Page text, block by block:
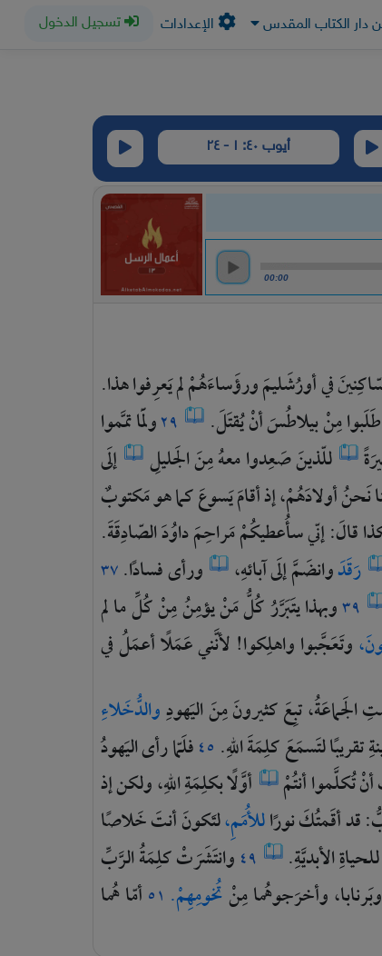
دار الكتاب المقدس الإعدادات تسجيل الدخول
أيوب ٤٠: ١ - ٢٤
00:00
فيأورُشَليمَورؤَساءَهُمْلميَعرِفواهذا.
طَلَبوامِنْبيلاطُسَأنْيُقتَلَ. ٢٩ولَمّاتمَّموا
للّذينَصَعِدوامعهُمِنَالجَليلِ
إلَى
نَحنُأولادَهُمْ،إذأقامَيَسوعَكماهومَكتوبٌ
قالَ:إنّيسأُعطيكُمْمَراحِمَداوُدَالصّادِقَةَ.
رَقَدَوانضَمَّإلَىآبائهِ، ورأىفسادًا.٣٧
٣٩وبهذايتَبَرَّرُكُلُّمَنْيؤمِنُمِنْكُلِّمالم
وتَعَجَّبواواهلِكوا!لأنَّنيعَمَلًاأعمَلُفي
الجَماعَةُ،تبِعَكثيرونَمِنَاليَهودِوالدُّخَلاءِ
تقريبًالتَسمَعَكلِمَةَاللهِ. ٤٥فلَمّارأىاليَهودُ
أنْتُكلَّمواأنتُمْ أوَّلًابكلِمَةِاللهِ،ولكنإذ
قدأقَمتُكَنورًاللأُمَمِ،لتَكونَأنتَخَلاصًا
للحياةِالأبديَّةِ. ٤٩ وانتَشَرَتْكلِمَةُالرَّبِّ
وبَرنابا،وأخرَجوهُمامِنْتُخومِهِمْ. ٥١ أمّاهُما